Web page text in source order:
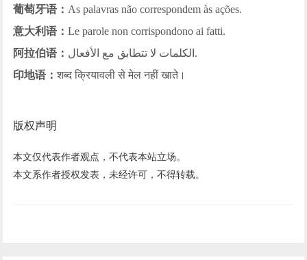
葡萄牙语： As palavras não correspondem às ações.
意大利语：Le parole non corrispondono ai fatti.
阿拉伯语：
الكلمات لا تتطابق مع الأفعال.
印地语：शब्द क्रियावली से मेल नहीं खाते।
版权声明
本文仅代表作者观点，不代表本站立场。
本文系作者授权发表，未经许可，不得转载。